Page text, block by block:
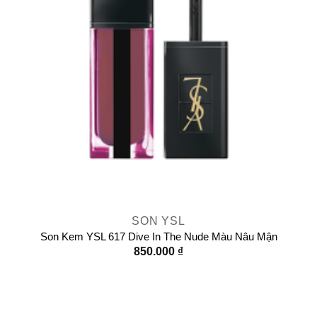
SON YSL
Son Kem YSL 617 Dive In The Nude Màu Nâu Mận
850.000 ₫